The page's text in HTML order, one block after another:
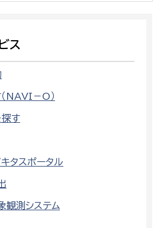
ス
NAVI－O）
探す
タスポータル
観測システム